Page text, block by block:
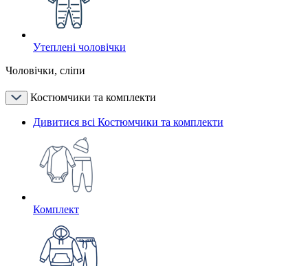
Утеплені чоловічки
Чоловічки, сліпи
Костюмчики та комплекти
Дивитися всі Костюмчики та комплекти
Комплект